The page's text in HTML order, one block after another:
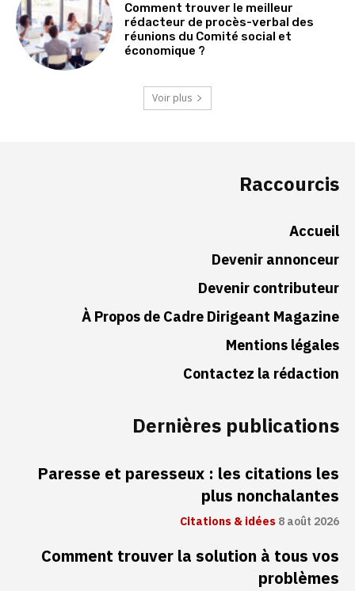
Comment trouver le meilleur
rédacteur de procès-verbal des
réunions du Comité social et
économique ?
Voir plus
Raccourcis
Accueil
Devenir annonceur
Devenir contributeur
À Propos de Cadre Dirigeant Magazine
Mentions légales
Contactez la rédaction
Dernières publications
Paresse et paresseux : les citations les
plus nonchalantes
Citations & idées8 août 2026
Comment trouver la solution à tous vos
problèmes